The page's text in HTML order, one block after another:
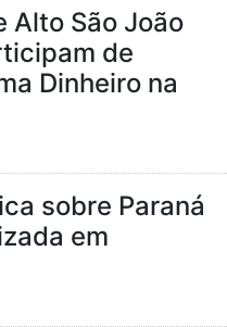
Alto São João
de
Dinheiro na
sobre Paraná
em